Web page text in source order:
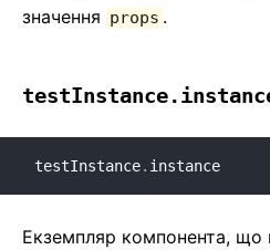
значення props .
testInstance. instance
Екземпляр компонента, що